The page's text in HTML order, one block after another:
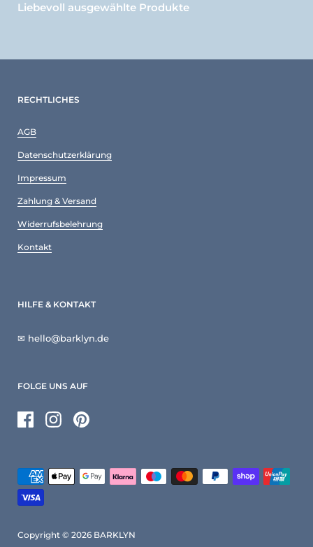
Liebevoll ausgewählte Produkte
RECHTLICHES
AGB
Datenschutzerklärung
Impressum
Zahlung & Versand
Widerrufsbelehrung
Kontakt
HILFE & KONTAKT
✉ hello@barklyn.de
FOLGE UNS AUF
FacebookInstagramPinterest
Copyright © 2026 BARKLYN